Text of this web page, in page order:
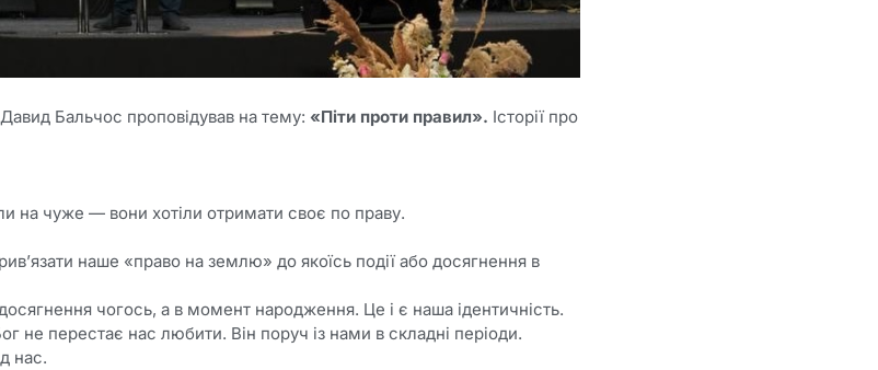
Бальчос проповідував на тему: «Піти проти правил». Історії про
на чуже — вони хотіли отримати своє по праву.
наше «право на землю» до якоїсь події або досягнення в
чогось, а в момент народження. Це і є наша ідентичність.
не перестає нас любити. Він поруч із нами в складні періоди.
нас.